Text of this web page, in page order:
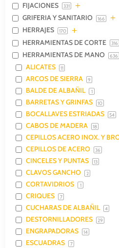
FIJACIONES 331
GRIFERIA Y SANITARIO 166
HERRAJES 170
HERRAMIENTAS DE CORTE 316
HERRAMIENTAS DE MANO 636
ALICATES 11
ARCOS DE SIERRA 9
BALDE DE ALBAÑIL 1
BARRETAS Y GRINFAS 10
BOCALLAVES ESTRIADAS 54
CABOS DE MADERA 18
CEPILLOS ACERO INOX. Y
CEPILLOS DE ACERO 36
CINCELES Y PUNTAS 13
CLAVOS GANCHO 2
CORTAVIDRIOS 1
CRIQUES 7
CUCHARAS DE ALBAÑIL 4
DESTORNILLADORES 29
ENGRAPADORAS 14
ESCUADRAS 7